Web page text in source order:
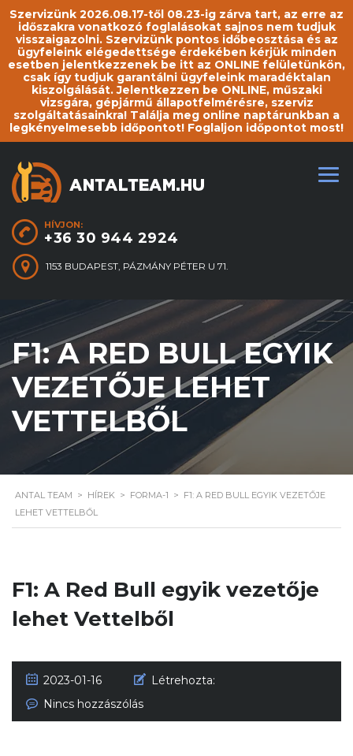
Szervizünk 2026.08.17-től 08.23-ig zárva tart, az erre az
időszakra vonatkozó foglalásokat sajnos nem tudjuk
visszaigazolni. Szervizünk pontos időbeosztása és az
ügyfeleink elégedettsége érdekében kérjük minden
esetben jelentkezzenek be itt az ONLINE felületünkön,
csak így tudjuk garantálni ügyfeleink maradéktalan
kiszolgálását. Jelentkezzen be ONLINE, műszaki
vizsgára, gépjármű állapotfelmérésre, szerviz
szolgáltatásainkra! Találja meg online naptárunkban a
legkényelmesebb időpontot! Foglaljon időpontot most!
HÍVJON:
+36 30 944 2924
1153 BUDAPEST, PÁZMÁNY PÉTER U 71.
F1: A RED BULL EGYIK
VEZETŐJE LEHET
VETTELBŐL
ANTAL TEAM > HÍREK > FORMA-1 > F1: A RED BULL EGYIK VEZETŐJE
LEHET VETTELBŐL
F1: A Red Bull egyik vezetője
lehet Vettelből
2023-01-16
Létrehozta:
Nincs hozzászólás